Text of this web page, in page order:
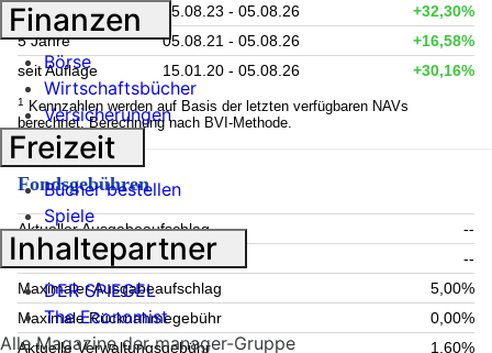
3 Jahre
05.08.23 - 05.08.26
+32,30%
5 Jahre
05.08.21 - 05.08.26
+16,58%
seit Auflage
15.01.20 - 05.08.26 +30,16%
1
Kennzahlen werden auf Basis der letzten verfügbaren NAVs
berechnet. Berechnung nach BVI-Methode.
Fondsgebühren
Aktueller Ausgabeaufschlag
--
Aktuelle Rücknahmegebühr
--
Maximaler Ausgabeaufschlag
5,00%
Maximale Rücknahmegebühr
0,00%
Aktuelle Verwaltungsgebühr
1,60%
Finanzen
Börse
Wirtschaftsbücher
Versicherungen
Freizeit
Bücher bestellen
Spiele
Inhaltepartner
DER SPIEGEL
The Economist
Alle Magazine der manager-Gruppe